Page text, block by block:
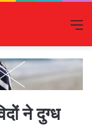
ने दुग्ध